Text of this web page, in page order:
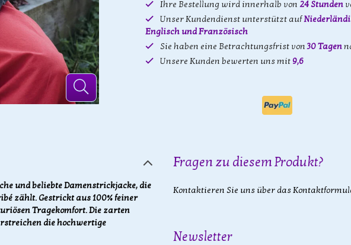
Ihre Bestellung wird innerhalb von 24 Stunden
Unser Kundendienst unterstützt auf
Englisch und Französisch
Sie haben eine Betrachtungsfrist von30 Tagen
Unsere Kunden bewerten uns mit 9,6
und beliebte Damenstrickjacke, die
zählt. Gestrickt aus 100% feiner
Tragekomfort. Die zarten
die hochwertige
Fragen zu diesem Produkt?
Kontaktieren Sie uns über das
Newsletter